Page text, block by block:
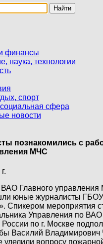
финансы
наука, технологии
спорт
сфера
новости
познакомились с
МЧС
Главного
юные журналисты
Спикером мероприятия
Управления по ВАО
по г. Москве
Василий Владимирович
вопросу